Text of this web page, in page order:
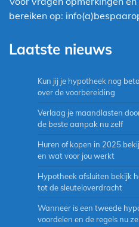
bereiken op:
Laatste nieuws
Kun jij je hypotheek nog
over de voorbereiding
Verlaag je maandlasten
de beste aanpak nu zelf
Huren of kopen in 2025
en wat voor jou werkt
Hypotheek afsluiten bekijk
tot de sleuteloverdracht
Wanneer is een tweede
voordelen en de regels nu